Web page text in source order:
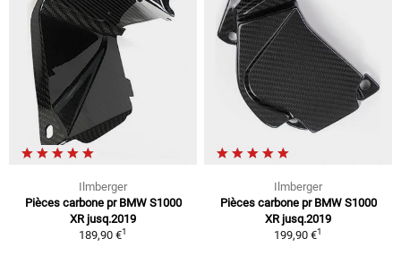
Ilmberger
Pièces carbone pr BMW S1000
XR jusq.2019
189,90 €1
Ilmberger
Pièces carbone pr BMW S1000
XR jusq.2019
199,90 €1